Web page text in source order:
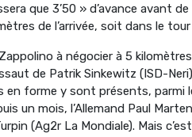
que 3’50 » d’avance avant
de l’arrivée, soit dans le
à négocier à 5 kilomètres
de Patrik Sinkewitz (ISD-
en forme y sont présents, parmi
un mois, l’Allemand Paul
(Ag2r La Mondiale). Mais